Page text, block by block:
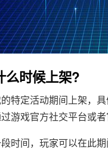
么时候上架?
特定活动期间上架，
游戏官方社交平台或者
时间，玩家可以在此